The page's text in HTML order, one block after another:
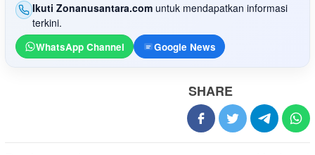
Ikuti Zonanusantara.com untuk mendapatkan informasi
terkini.
WhatsApp Channel Google News
SHARE